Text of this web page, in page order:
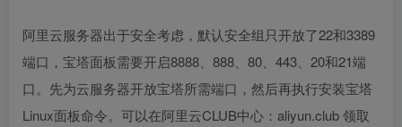
阿里云服务器出于安全考虑，默认安全组只开放了22和3389
端口，宝塔面板需要开启8888、888、80、443、20和21端
口。先为云服务器开放宝塔所需端口，然后再执行安装宝塔
Linux面板命令。可以在阿里云CLUB中心：aliyun.club 领取